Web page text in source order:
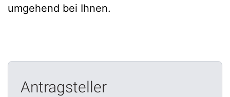
umgehend bei Ihnen.
Antragsteller